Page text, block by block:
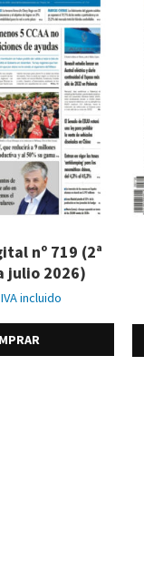
nº 719 (2ª
julio 2026)
IVA incluido